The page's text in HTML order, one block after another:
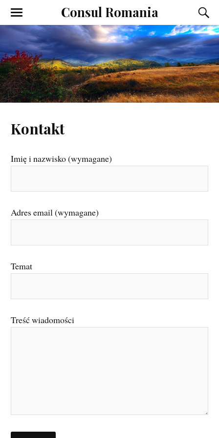
Consul Romania
Kontakt
Imię i nazwisko (wymagane)
Adres email (wymagane)
Temat
Treść wiadomości